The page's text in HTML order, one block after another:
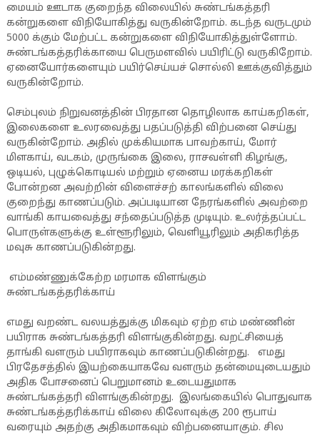
மையம் ஊடாக குறைந்த விலையில் சுண்டங்கத்தரி
கன்றுகளை விநியோகித்து வருகின்றோம். கடந்த வருடமும்
5000 க்கும் மேற்பட்ட கன்றுகளை விநியோகித்துள்ளோம்.
சுண்டங்கத்தரிக்காயை பெருமளவில் பயிரிட்டு வருகிறோம்.
ஏனையோர்களையும் பயிர்செய்யச் சொல்லி ஊக்குவித்தும்
வருகின்றோம்.
செம்புலம் நிறுவனத்தின் பிரதான தொழிலாக காய்கறிகள்,
இலைகளை உலரவைத்து பதப்படுத்தி விற்பனை செய்து
வருகின்றோம். அதில் முக்கியமாக பாவற்காய், மோர்
மிளகாய், வடகம், முருங்கை இலை, ராசவள்ளி கிழங்கு,
ஒடியல், புழுக்கொடியல் மற்றும் ஏனைய மரக்கறிகள்
போன்றன அவற்றின் விளைச்சற் காலங்களில் விலை
குறைந்து காணப்படும். அப்படியான நேரங்களில் அவற்றை
வாங்கி காயவைத்து சந்தைப்படுத்த முடியும். உலர்த்தப்பட்ட
பொருள்களுக்கு உள்ளூரிலும், வெளியூரிலும் அதிகரித்த
மவுசு காணப்படுகின்றது.
எம்மண்ணுக்கேற்ற மரமாக விளங்கும்
சுண்டங்கத்தரிக்காய்
எமது வறண்ட வலயத்துக்கு மிகவும் ஏற்ற எம் மண்ணின்
பயிராக சுண்டங்கத்தரி விளங்குகின்றது. வறட்சியைத்
தாங்கி வளரும் பயிராகவும் காணப்படுகின்றது. எமது
பிரதேசத்தில் இயற்கையாகவே வளரும் தன்மையுடையதும்
அதிக போசனைப் பெறுமானம் உடையதுமாக
சுண்டங்கத்தரி விளங்குகின்றது. இலங்கையில் பொதுவாக
சுண்டங்கத்தரிக்காய் விலை கிலோவுக்கு 200 ரூபாய்
வரையும் அதற்கு அதிகமாகவும் விற்பனையாகும். சில